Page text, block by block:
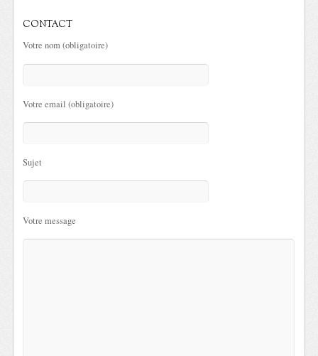
CONTACT
Votre nom (obligatoire)
Votre email (obligatoire)
Sujet
Votre message